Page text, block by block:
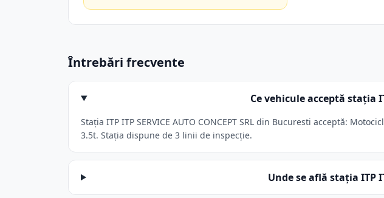
Întrebări frecvente
Ce vehicule acceptă stația
Stația ITP ITP SERVICE AUTO CONCEPT SRL din Bucuresti acceptă:
3.5t. Stația dispune de 3 linii de inspecție.
Unde se află stația ITP